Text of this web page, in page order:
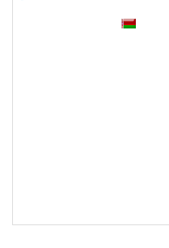
Также доступны: